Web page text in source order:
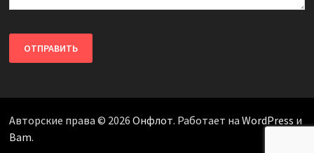
Авторские права © 2026 Онфлот. Работает на WordPress и
Bam.